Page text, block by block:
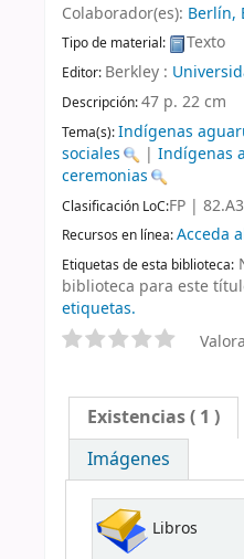
Colaborador(es): Berlín,
Tipo de material: Texto
Editor: Berkley :
Descripción:47 p. 22 cm
Tema(s):Indígenas
sociales
|Indígenas
ceremonias
Clasificación LoC:FP |
Recursos en línea:Acceda
Etiquetas de esta biblioteca:
biblioteca para este
etiquetas.
Existencias( 1 )
Imágenes
Libros